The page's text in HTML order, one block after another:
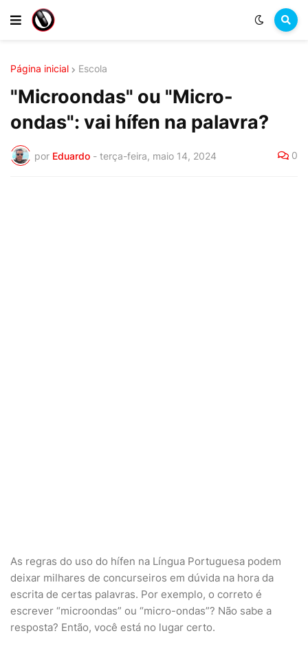
Página inicial Escola
"Microondas" ou "Micro-
ondas": vai hífen na palavra?
por Eduardo - terça-feira, maio 14, 2024 0
As regras do uso do hífen na Língua Portuguesa podem
deixar milhares de concurseiros em dúvida na hora da
escrita de certas palavras. Por exemplo, o correto é
escrever “microondas” ou “micro-ondas”? Não sabe a
resposta? Então, você está no lugar certo.